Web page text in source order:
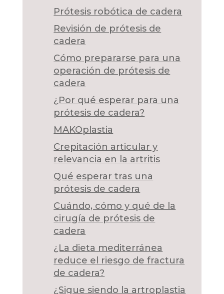
Prótesis robótica de cadera
Revisión de prótesis de
cadera
Cómo prepararse para una
operación de prótesis de
cadera
¿Por qué esperar para una
prótesis de cadera?
MAKOplastia
Crepitación articular y
relevancia en la artritis
Qué esperar tras una
prótesis de cadera
Cuándo, cómo y qué de la
cirugía de prótesis de
cadera
¿La dieta mediterránea
reduce el riesgo de fractura
de cadera?
¿Sigue siendo la artroplastia